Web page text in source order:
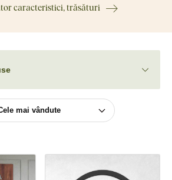
caracteristici, trăsături